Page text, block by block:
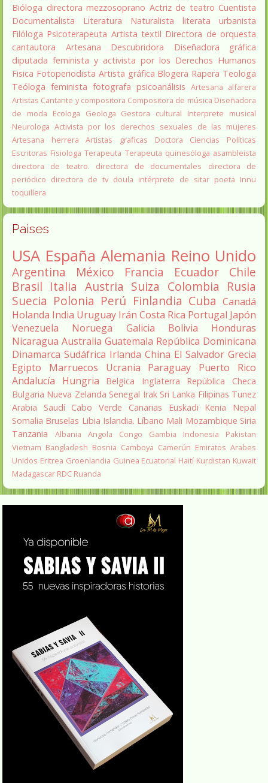
Bióloga directora mezzosoprano Actriz de teatro Cuentista
Documentalista
Literatura Naturalista literata
urbanista
Filóloga Psicoterapeuta Artista textil Directora de orquesta
cantautora
Artesana Descubridora
Diseñadora gráfica
diputada feminista y activista por los Derechos Humanos
Fisica Fotoperiodista Artista gráfica Blogera Rapera Teologa
Teóloga feminista fotografa psicoanálisis Artesana alfarera
Artistas Cantante y compositora Compositora de música Diseñadora
de moda
Ecologa Geologa Gestora cultural
Interprete musical
Neurologa Activista por los derechos sexuales de las mujeres
Artesana herrera
Artistas graficas
Doctora Ciencias Políticas
Escritoras Fisiologa Terapeuta Terapeuta quinesóloga asambleista
directora de teatro.
directora de documentales
directora de
periódico directora de tv doula intérprete de sitar poeta Innu
toquillera
Paises
USA España Alemania Reino Unido
Argentina México Francia Ecuador
Chile
Brasil Italia Austria Suiza Colombia Rusia
Suecia Polonia Perú Finlandia Cuba Canadá
Holanda India Uruguay Irán Costa Rica Portugal Japón
Venezuela
Noruega Galicia Bolivia
Honduras
Nicaragua Australia Guatemala República Dominicana
Dinamarca Sudáfrica Irlanda China El Salvador Grecia
Egipto
Marruecos Ucrania Paraguay
Puerto Rico
Andalucía
Hungria Belgica Inglaterra
República Checa
Bulgaria Nueva Zelanda Senegal Irak Sri Lanka Filipinas Tunez
Arabia Saudí Cabo Verde Canarias Euskadi Kenia
Nepal
Somalia Bruselas Libia Islandia. Líbano Mali Mozambique Siria
Tanzania
Albania Angola Congo Gambia Indonesia
Pakistan
Vietnam Bangladesh Bosnia Camboya Camerún Emiratos Arabes
Unidos Eritrea Groenlandia Guinea Ecuatorial Haití Kurdistan Kuwait
Madagascar RDC Ruanda